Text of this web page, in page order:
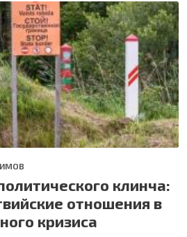
клинча:
отношения в
кризиса